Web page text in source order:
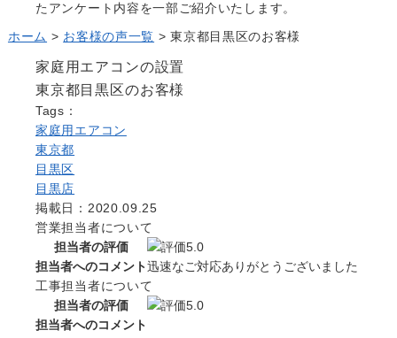
お問い合わせ
Contact us
電話問い合わせはこちら
Call a store
たアンケート内容を一部ご紹介いたします。
ホーム > お客様の声一覧 >東京都目黒区のお客様
家庭用エアコンの設置
東京都目黒区のお客様
Tags：
家庭用エアコン
東京都
目黒区
目黒店
掲載日：2020.09.25
営業担当者について
担当者の評価
担当者へのコメント迅速なご対応ありがとうございました
工事担当者について
担当者の評価
担当者へのコメント